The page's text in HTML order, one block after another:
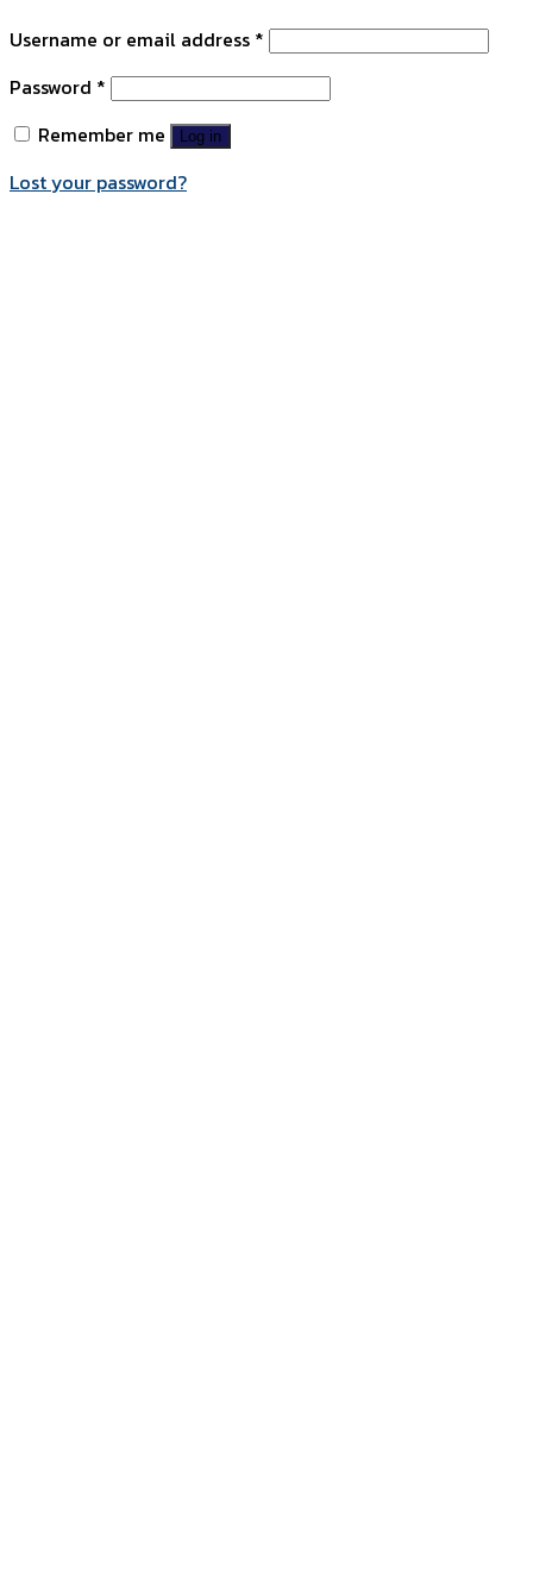
Username or email address *
Password *
Remember me
Log in
Lost your password?